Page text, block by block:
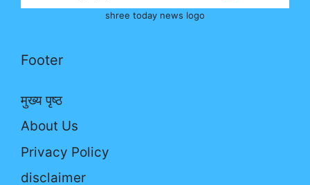
shree today news logo
Footer
मुख्य पृष्ठ
About Us
Privacy Policy
disclaimer